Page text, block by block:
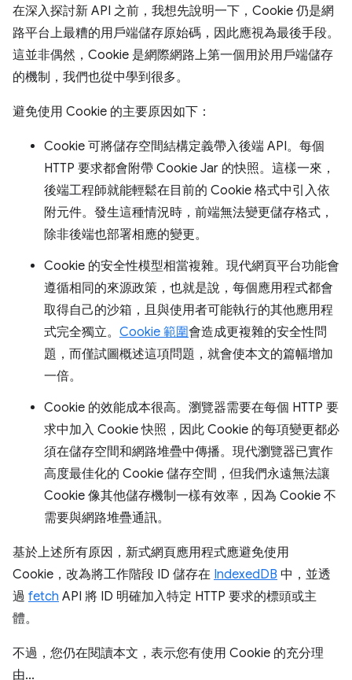
在深入探討新 API 之前，我想先說明一下，Cookie 仍是網
路平台上最糟的用戶端儲存原始碼，因此應視為最後手段。
這並非偶然，Cookie 是網際網路上第一個用於用戶端儲存
的機制，我們也從中學到很多。
避免使用 Cookie 的主要原因如下：
Cookie 可將儲存空間結構定義帶入後端 API。每個
HTTP 要求都會附帶 Cookie Jar 的快照。這樣一來，
後端工程師就能輕鬆在目前的 Cookie 格式中引入依
附元件。發生這種情況時，前端無法變更儲存格式，
除非後端也部署相應的變更。
Cookie 的安全性模型相當複雜。現代網頁平台功能會
遵循相同的來源政策，也就是說，每個應用程式都會
取得自己的沙箱，且與使用者可能執行的其他應用程
式完全獨立。 Cookie 範圍會造成更複雜的安全性問
題，而僅試圖概述這項問題，就會使本文的篇幅增加
一倍。
Cookie 的效能成本很高。瀏覽器需要在每個 HTTP 要
求中加入 Cookie 快照，因此 Cookie 的每項變更都必
須在儲存空間和網路堆疊中傳播。現代瀏覽器已實作
高度最佳化的 Cookie 儲存空間，但我們永遠無法讓
Cookie 像其他儲存機制一樣有效率，因為 Cookie 不
需要與網路堆疊通訊。
基於上述所有原因，新式網頁應用程式應避免使用
Cookie，改為將工作階段 ID 儲存在 IndexedDB 中，並透
過 fetch API 將 ID 明確加入特定 HTTP 要求的標頭或主
體。
不過，您仍在閱讀本文，表示您有使用 Cookie 的充分理
由...